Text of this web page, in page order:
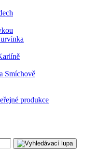
Smíchově
produkce